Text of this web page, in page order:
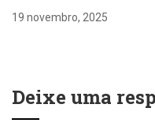
19 novembro, 2025
Deixe uma